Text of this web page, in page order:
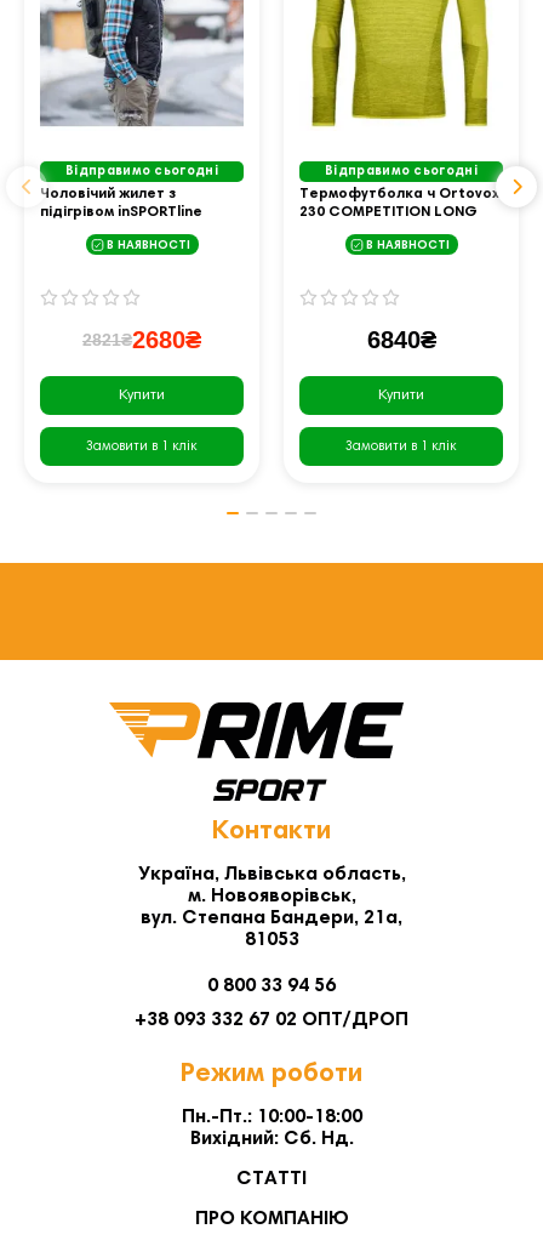
Відправимо сьогодні
Чоловічий жилет з
підігрівом inSPORTline
В НАЯВНОСТІ
2821₴2680₴
Купити
Замовити в 1 клік
Відправимо сьогодні
Термофутболка ч Ortovox
230 COMPETITION LONG
жовтий
В НАЯВНОСТІ
6840₴
Купити
Замовити в 1 клік
Контакти
Україна, Львівська область,
м. Новояворівськ,
вул. Степана Бандери, 21а,
81053
0 800 33 94 56
+38 093 332 67 02 ОПТ/ДРОП
Режим роботи
Пн.-Пт.: 10:00-18:00
Вихідний: Сб. Нд.
СТАТТІ
ПРО КОМПАНІЮ